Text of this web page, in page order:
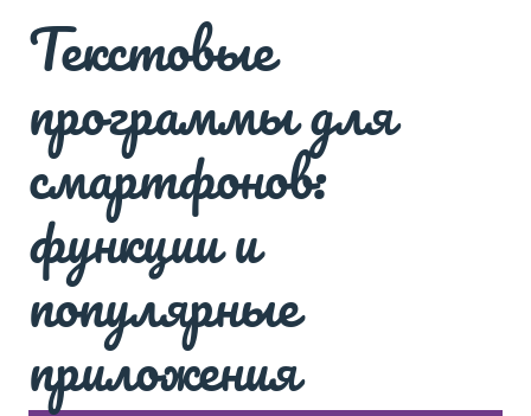
Текстовые
программы для
смартфонов:
функции и
популярные
приложения